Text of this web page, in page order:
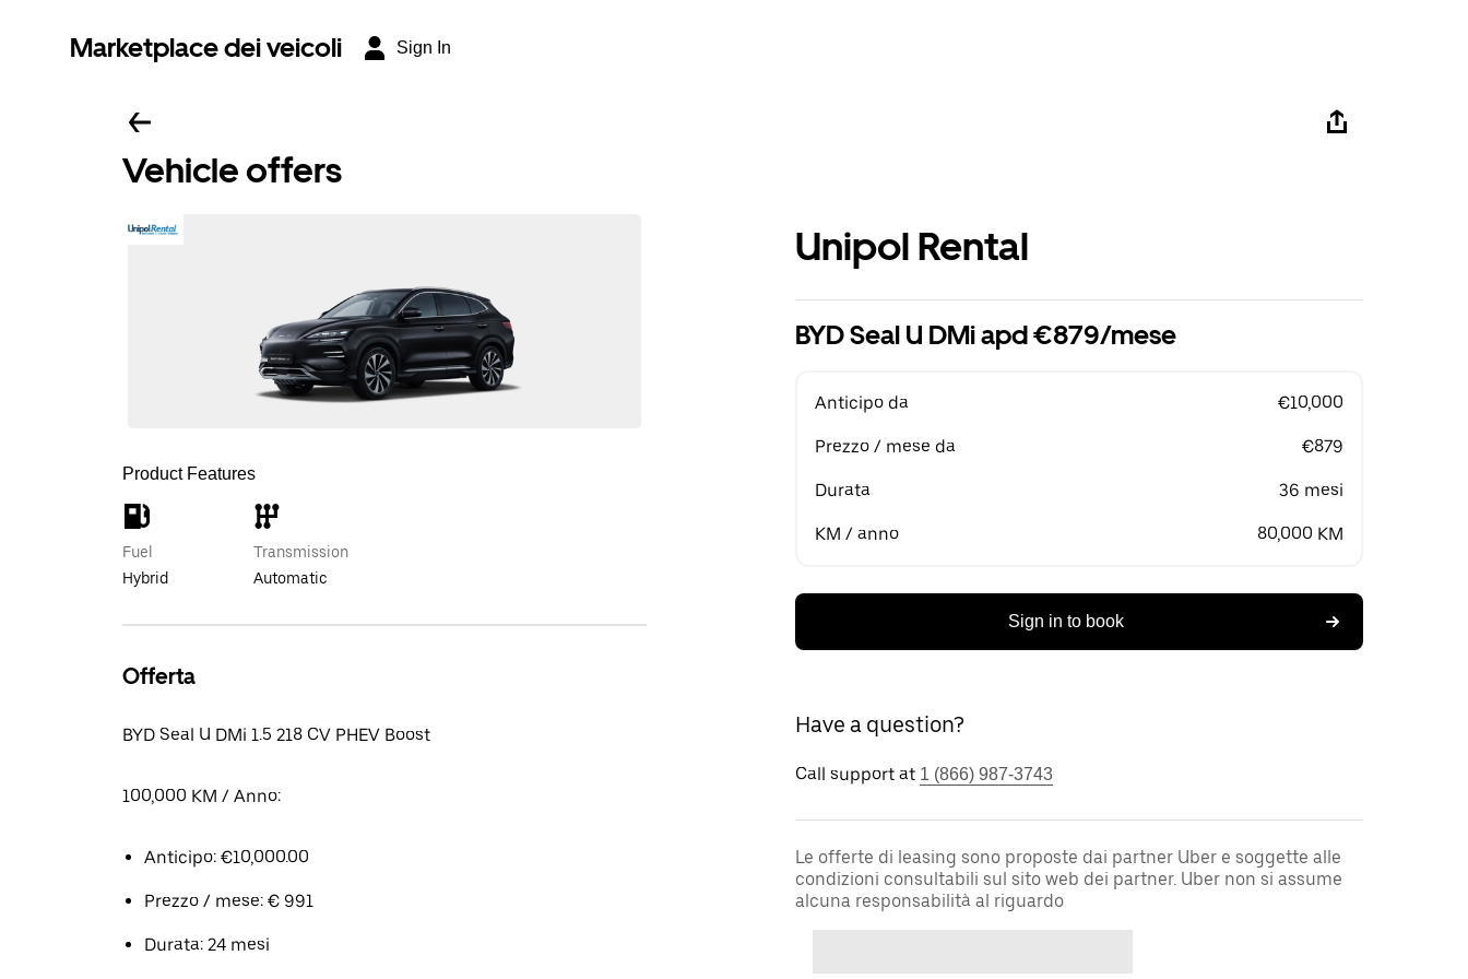
Marketplace dei veicoli Sign In
Vehicle offers
Product Features
Fuel
Hybrid
Transmission
Automatic
Offerta
BYD Seal U DMi 1.5 218 CV PHEV Boost
100,000 KM / Anno:
Anticipo: €10,000.00
Prezzo / mese: € 991
Durata: 24 mesi
Unipol Rental
BYD Seal U DMi apd €879/mese
Anticipo da €10,000
Prezzo / mese da €879
Durata 36 mesi
KM / anno 80,000 KM
Sign in to book
Have a question?
Call support at 1 (866) 987-3743
Le offerte di leasing sono proposte dai partner Uber e soggette alle
condizioni consultabili sul sito web dei partner. Uber non si assume
alcuna responsabilità al riguardo